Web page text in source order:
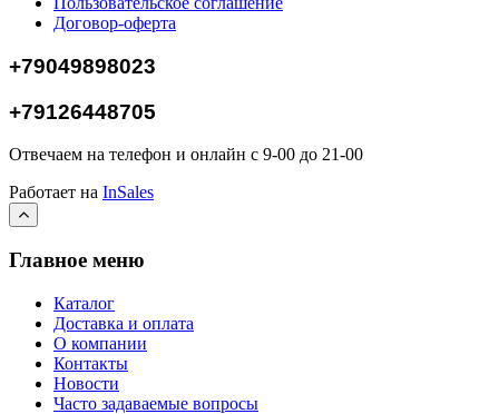
Договор-оферта
+79049898023
+79126448705
Отвечаем на телефон и онлайн с 9-00 до 21-00
Работает на InSales
Главное меню
Каталог
Доставка и оплата
О компании
Контакты
Новости
Часто задаваемые вопросы